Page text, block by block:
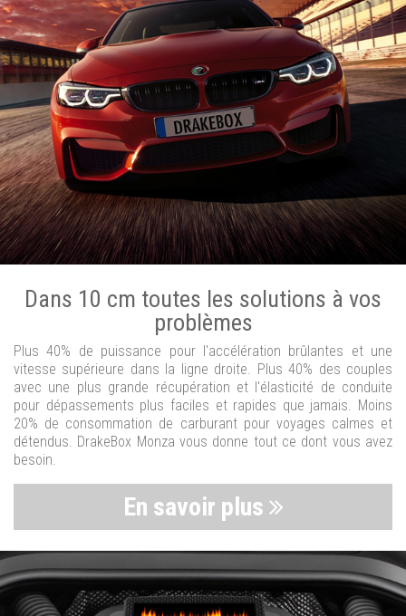
Dans 10 cm toutes les solutions à vos
problèmes
Plus 40% de puissance pour l'accélération brûlantes et une
vitesse supérieure dans la ligne droite. Plus 40% des couples
avec une plus grande récupération et l'élasticité de conduite
pour dépassements plus faciles et rapides que jamais. Moins
20% de consommation de carburant pour voyages calmes et
détendus. DrakeBox Monza vous donne tout ce dont vous avez
besoin.
En savoir plus